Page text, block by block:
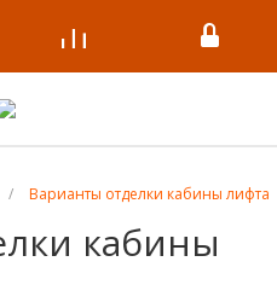
/ Варианты отделки кабины лифта
кабины